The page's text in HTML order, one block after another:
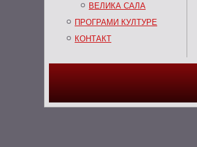
ВЕЛИКА САЛА
ПРОГРАМИ КУЛТУРЕ
КОНТАКТ